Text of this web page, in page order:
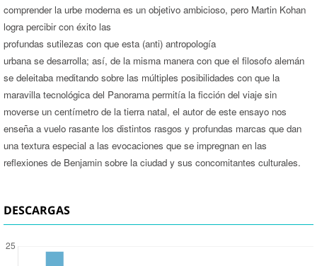
comprender la urbe moderna es un objetivo ambicioso, pero Martin Kohan
logra percibir con éxito las
profundas sutilezas con que esta (anti) antropología
urbana se desarrolla; así, de la misma manera con que el filosofo alemán
se deleitaba meditando sobre las múltiples posibilidades con que la
maravilla tecnológica del Panorama permitía la ficción del viaje sin
moverse un centímetro de la tierra natal, el autor de este ensayo nos
enseña a vuelo rasante los distintos rasgos y profundas marcas que dan
una textura especial a las evocaciones que se impregnan en las
reflexiones de Benjamin sobre la ciudad y sus concomitantes culturales.
DESCARGAS